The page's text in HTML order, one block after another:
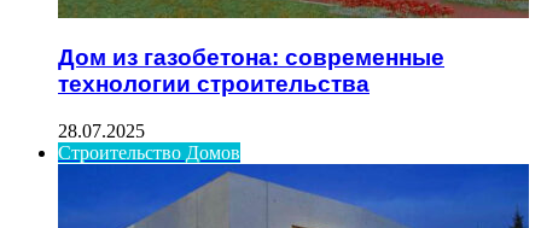
Дом из газобетона: современные
технологии строительства
28.07.2025
Строительство Домов